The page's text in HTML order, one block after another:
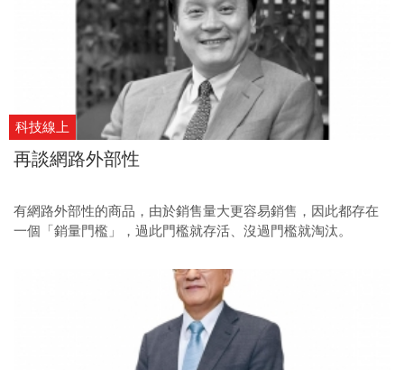
科技線上
再談網路外部性
有網路外部性的商品，由於銷售量大更容易銷售，因此都存在
一個「銷量門檻」，過此門檻就存活、沒過門檻就淘汰。